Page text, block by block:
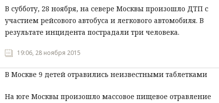
Общество
Политика
Мнения
Происшествия
В субботу, 28 ноября, на севере Москвы произошло ДТП с
участием рейсового автобуса и легкового автомобиля. В
результате инцидента пострадали три человека.
19:06, 28 ноября 2015
В Москве 9 детей отравились неизвестными таблетками
На юге Москвы произошло массовое пищевое отравление